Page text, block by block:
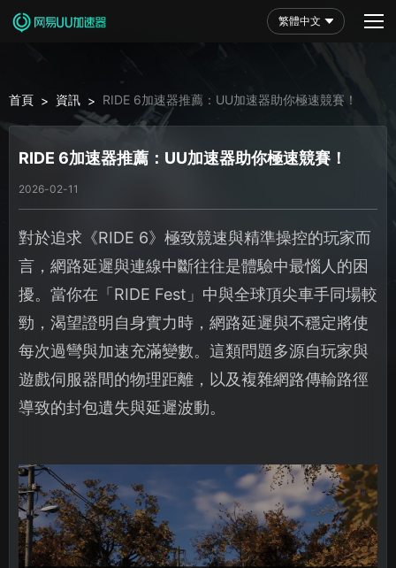
繁體中文
首頁 > 資訊 > RIDE 6加速器推薦：UU加速器助你極速競賽！
RIDE 6加速器推薦：UU加速器助你極速競賽！
2026-02-11
對於追求《RIDE 6》極致競速與精準操控的玩家而
言，網路延遲與連線中斷往往是體驗中最惱人的困
擾。當你在「RIDE Fest」中與全球頂尖車手同場較
勁，渴望證明自身實力時，網路延遲與不穩定將使
每次過彎與加速充滿變數。這類問題多源自玩家與
遊戲伺服器間的物理距離，以及複雜網路傳輸路徑
導致的封包遺失與延遲波動。